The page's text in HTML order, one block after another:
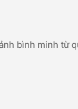
bình minh từ